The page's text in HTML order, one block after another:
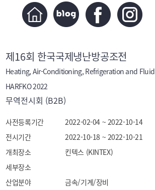
제16회 한국국제냉난방공조전
Heating, Air-Conditioning, Refrigeration and Fluid
HARFKO 2022
무역전시회 (B2B)
사전등록기간
2022-02-04 ~ 2022-10-14
전시기간
2022-10-18 ~ 2022-10-21
개최장소
킨텍스 (KINTEX)
세부장소
산업분야
금속/기계/장비